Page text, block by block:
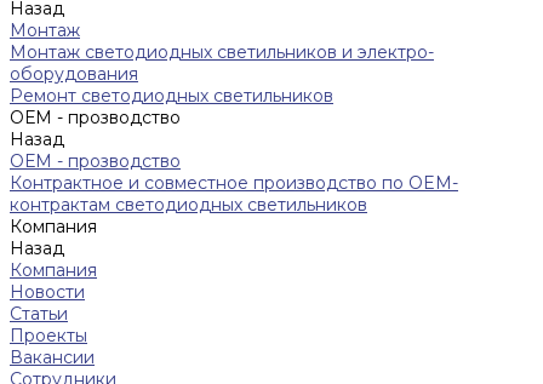
Назад
Монтаж
Монтаж светодиодных светильников и электро-
оборудования
Ремонт светодиодных светильников
ОЕМ - прозводство
Назад
ОЕМ - прозводство
Контрактное и совместное производство по OEM-
контрактам светодиодных светильников
Компания
Назад
Компания
Новости
Статьи
Проекты
Вакансии
Сотрудники